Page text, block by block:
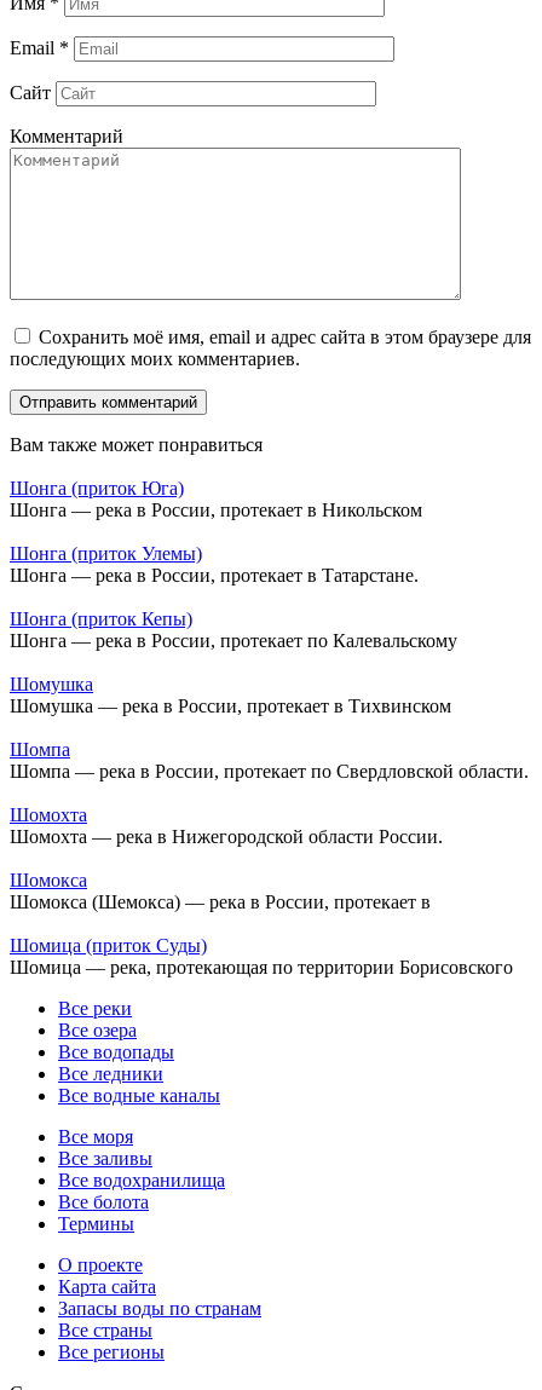
Email *
Сайт
Комментарий
Сохранить моё имя, email и адрес сайта в этом браузере для
последующих моих комментариев.
Вам также может понравиться
Шонга (приток Юга)
Шонга — река в России, протекает в Никольском
Шонга (приток Улемы)
Шонга — река в России, протекает в Татарстане.
Шонга (приток Кепы)
Шонга — река в России, протекает по Калевальскому
Шомушка
Шомушка — река в России, протекает в Тихвинском
Шомпа
Шомпа — река в России, протекает по Свердловской области.
Шомохта
Шомохта — река в Нижегородской области России.
Шомокса
Шомокса (Шемокса) — река в России, протекает в
Шомица (приток Суды)
Шомица — река, протекающая по территории Борисовского
Все реки
Все озера
Все водопады
Все ледники
Все водные каналы
Все моря
Все заливы
Все водохранилища
Все болота
Термины
О проекте
Карта сайта
Запасы воды по странам
Все страны
Все регионы